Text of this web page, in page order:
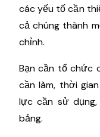
các yếu tố cần
cả chúng thành
chỉnh.
Bạn cần tổ chức
cần làm, thời
lực cần sử
bảng.